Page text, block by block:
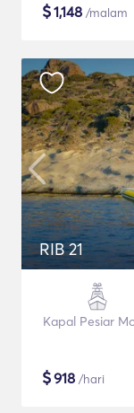
$1,148 /malam
RIB 21
Kapal Pesiar
$918 /hari